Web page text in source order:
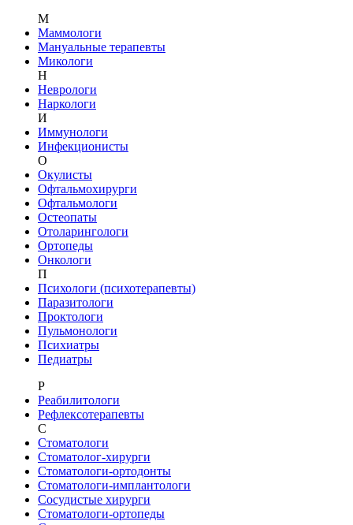
М
Маммологи
Мануальные терапевты
Микологи
Н
Неврологи
Наркологи
И
Иммунологи
Инфекционисты
О
Окулисты
Офтальмохирурги
Офтальмологи
Остеопаты
Отоларингологи
Ортопеды
Онкологи
П
Психологи (психотерапевты)
Паразитологи
Проктологи
Пульмонологи
Психиатры
Педиатры
Р
Реабилитологи
Рефлексотерапевты
С
Стоматологи
Стоматолог-хирурги
Стоматологи-ортодонты
Стоматологи-имплантологи
Сосудистые хирурги
Стоматологи-ортопеды